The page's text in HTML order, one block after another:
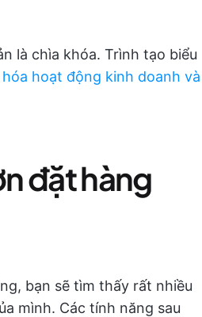
là chìa khóa. Trình tạo biểu
hoạt động kinh doanh và
đặt hàng
bạn sẽ tìm thấy rất nhiều
mình. Các tính năng sau